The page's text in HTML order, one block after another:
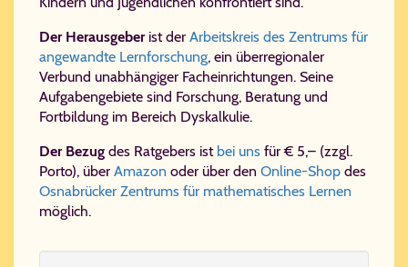
Der Herausgeber ist der Arbeitskreis des Zentrums für
angewandte Lernforschung, ein überregionaler
Verbund unabhängiger Facheinrichtungen. Seine
Aufgabengebiete sind Forschung, Beratung und
Fortbildung im Bereich Dyskalkulie.
Der Bezug des Ratgebers ist bei uns für € 5,– (zzgl.
Porto), über Amazon oder über den Online-Shop des
Osnabrücker Zentrums für mathematisches Lernen
möglich.